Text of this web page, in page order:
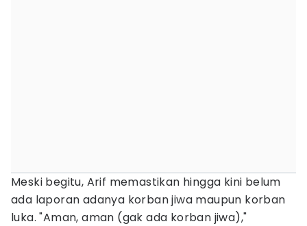
Meski begitu, Arif memastikan hingga kini belum
ada laporan adanya korban jiwa maupun korban
luka. "Aman, aman (gak ada korban jiwa),"